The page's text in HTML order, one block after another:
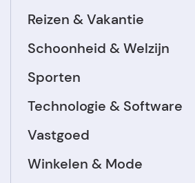
Reizen & Vakantie
Schoonheid & Welzijn
Sporten
Technologie & Software
Vastgoed
Winkelen & Mode